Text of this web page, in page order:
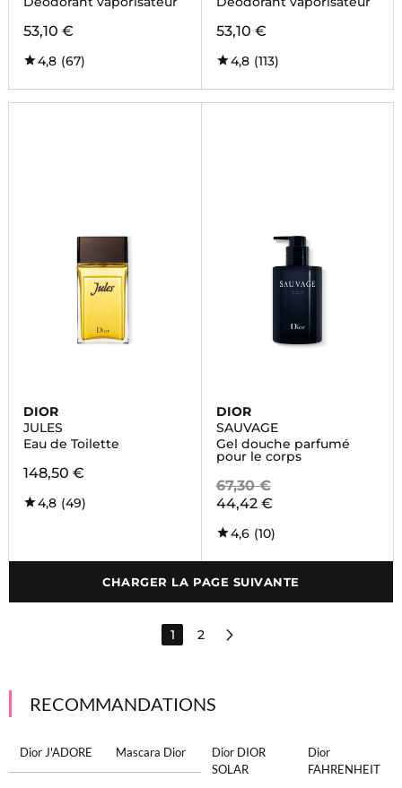
53,10 €
4,8 (67)
53,10 €
4,8 (113)
DIOR
JULES
Eau de Toilette
148,50 €
4,8 (49)
DIOR
SAUVAGE
Gel douche parfumé
pour le corps
67,30 €
44,42 €
4,6 (10)
CHARGER LA PAGE SUIVANTE
1 2
RECOMMANDATIONS
Dior J'ADORE Mascara Dior
Dior DIOR
SOLAR
Dior
FAHRENHEIT